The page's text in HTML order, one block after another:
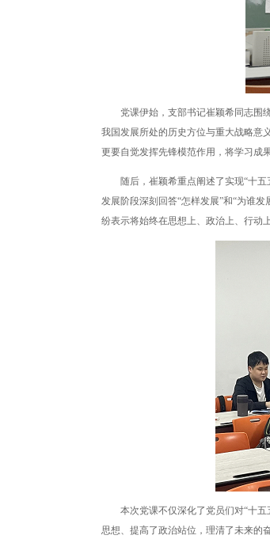
党课伊始，支部书记崔颖希同志围
我国发展所处的历史方位与重大战略意
更要自觉发挥先锋模范作用，将学习成
随后，崔颖希重点阐述了实现“十
发展阶段深刻回答“怎样发展”和“为谁
纷表示将始终在思想上、政治上、行动
本次党课不仅深化了党员们对“十
思想、提高了政治站位，理清了未来的